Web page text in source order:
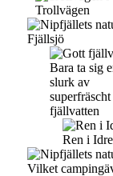
Trollvägen
Fjällsjö
Bara ta sig
slurk av
superfräscht
fjällvatten
Ren i
Vilket